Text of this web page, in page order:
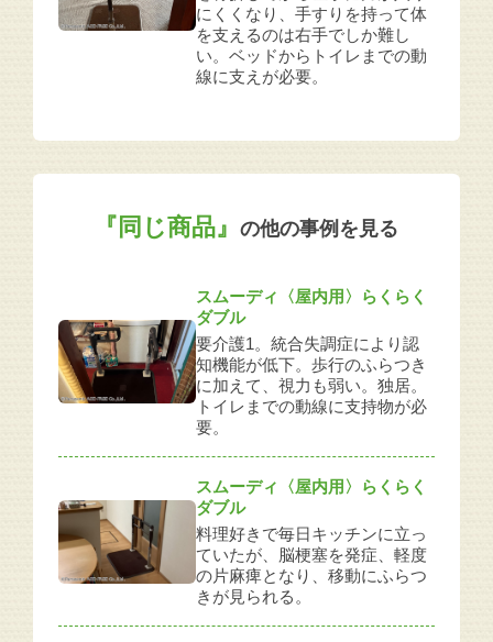
にくくなり、手すりを持って体
を支えるのは右手でしか難し
い。ベッドからトイレまでの動
線に支えが必要。
『同じ商品』の他の事例を見る
スムーディ〈屋内用〉らくらく
ダブル
要介護1。統合失調症により認
知機能が低下。歩行のふらつき
に加えて、視力も弱い。独居。
トイレまでの動線に支持物が必
要。
スムーディ〈屋内用〉らくらく
ダブル
料理好きで毎日キッチンに立っ
ていたが、脳梗塞を発症、軽度
の片麻痺となり、移動にふらつ
きが見られる。